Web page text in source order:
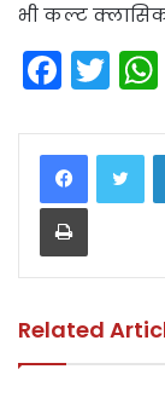
भी कल्ट
F
a
c
e
b
o
k
T
w
itt
er
Print
Related